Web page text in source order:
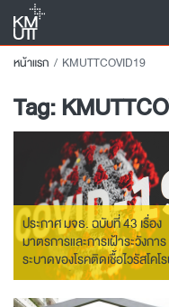
หน้าแรก KMUTTCOVID19
Tag:
ประกาศ มจธ. ฉบับที่ 43 เรื่อง
มาตรการและการเฝ้าระวังการ
ระบาดของโรคติดเชื้อไวรัสโคโ
สายพันธุ์ใหม่ 2019 (COVID-
19)